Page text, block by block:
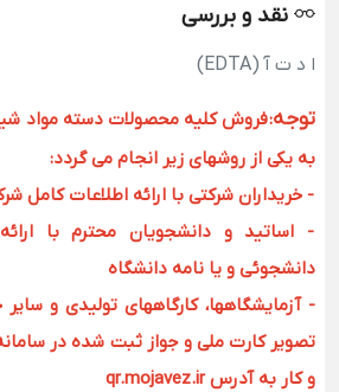
نقد و بررسی
ا د ت آ (EDTA)
توجه:فروش کلیه محصولات دسته مواد
به یکی از روشهای زیر انجام می گردد:
- خریداران شرکتی با ارائه اطلاعات کامل
- اساتید و دانشجویان محترم با
دانشجوئی و یا نامه دانشگاه
- آزمایشگاهها، کارگاههای تولیدی و سایر
تصویر کارت ملی و جواز ثبت شده در
و کار به آدرس qr.mojavez.ir